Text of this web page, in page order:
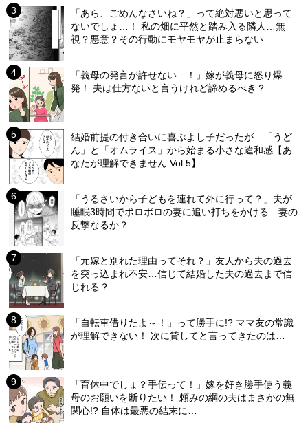
「あら、ごめんなさいね？」って絶対悪いと思って
ないでしょ…！ 私の畑に平然と踏み入る隣人…無
視？悪意？その行動にモヤモヤが止まらない
「義母の発言が許せない…！」嫁が義母に怒り爆
発！ 夫は仕方ないと言うけれど諦めるべき？
結婚前提の付き合いに喜ぶよし子だったが…「うど
ん」と「オムライス」から始まる小さな違和感【あ
なたが理解できません Vol.5】
「うるさいから子どもを連れて外に行って？」夫が
睡眠3時間でボロボロの妻に追い打ちをかける…妻の
反撃なるか？
「元嫁と別れた理由ってそれ？」友人から夫の過去
を突っ込まれ不安…信じて結婚した夫の過去まで信
じれる？
「自転車借りたよ～！」って勝手に!? ママ友の常識
が理解できない！ 次に貸してと言ってきたのは…
「育休中でしょ？手伝って！」嫁を好き勝手使う義
母のお願いを断りたい！ 頼みの綱の夫はまさかの無
関心!? 自体は最悪の結末に…